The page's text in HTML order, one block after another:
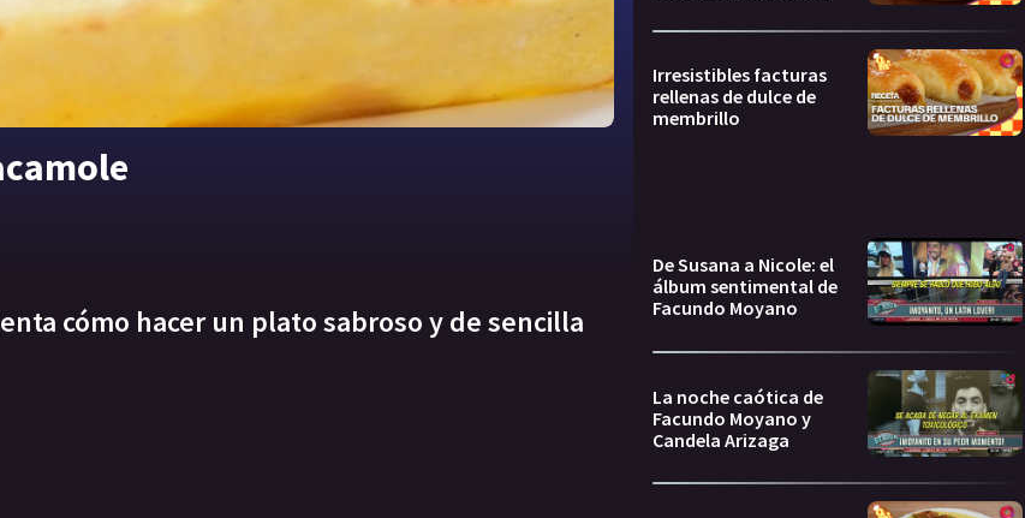
cómo hacer un plato sabroso y de sencilla
Irresistibles facturas
rellenas de dulce de
membrillo
De Susana a Nicole: el
álbum sentimental de
Facundo Moyano
La noche caótica de
Facundo Moyano y
Candela Arizaga